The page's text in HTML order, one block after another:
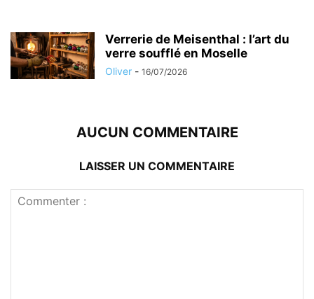
Verrerie de Meisenthal : l’art du
verre soufflé en Moselle
Oliver - 16/07/2026
AUCUN COMMENTAIRE
LAISSER UN COMMENTAIRE